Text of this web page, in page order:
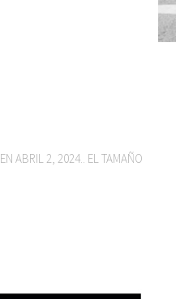
EN ABRIL 2, 2024.. EL TAMAÑO